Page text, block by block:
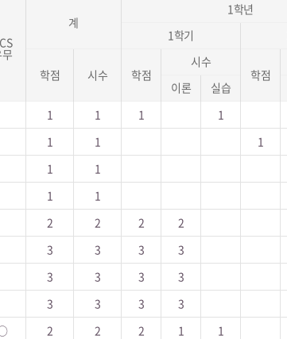
계
1학년
1학기
학점 시수 학점
시수
학점
이론
실습
1 1 1
1
1 1 1
1 1
1 1
2 2 2
2
3 3 3
3
3 3 3
3
3 3 3
3
2 2 2 1
1